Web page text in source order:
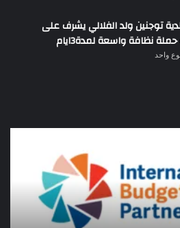
توجنين ولد الفلالي يشرف على
نظافة واسعة لمدة3ايام
واحد